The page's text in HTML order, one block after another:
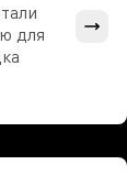
для